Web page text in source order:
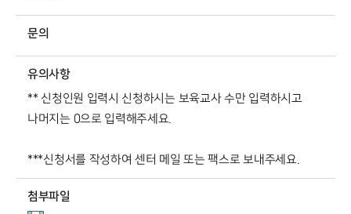
문의
유의사항
** 신청인원 입력시 신청하시는 보육교사 수만 입력하시고
나머지는 0으로 입력해주세요.
***신청서를 작성하여 센터 메일 또는 팩스로 보내주세요.
첨부파일